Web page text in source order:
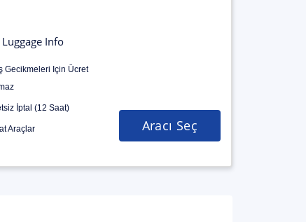
Luggage Info
Gecikmeleri Için Ücret
İptal (12 Saat)
Araçlar Aracı Seç